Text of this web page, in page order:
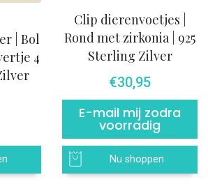
| Bol
4
Clip dierenvoetjes |
Rond met zirkonia | 925
Sterling Zilver
€30,95
E-mail mij zodra
voorradig
Nu shoppen